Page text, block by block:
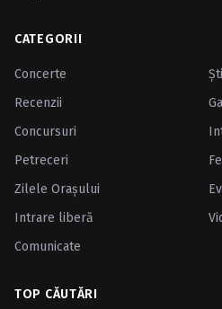
CATEGORII
Concerte
Recenzii
Concursuri
Petreceri
Zilele Oraşului
Intrare liberă
Comunicate
TOP CĂUTĂRI